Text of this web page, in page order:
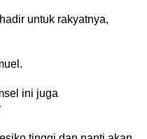
untuk rakyatnya,
ini juga